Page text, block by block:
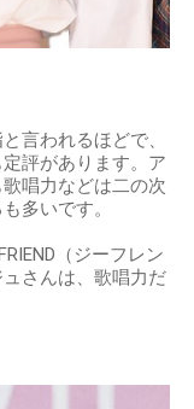
言われるほどで、
評があります。ア
唱力などは二の次
多いです。
（ジーフレン
さんは、歌唱力だ